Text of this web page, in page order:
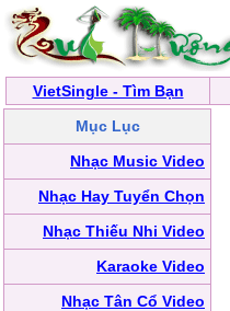
VietSingle - Tìm Bạn
Mục Lục
Nhạc Music Video
Nhạc Hay Tuyển Chọn
Nhạc Thiếu Nhi Video
Karaoke Video
Nhạc Tân Cổ Video